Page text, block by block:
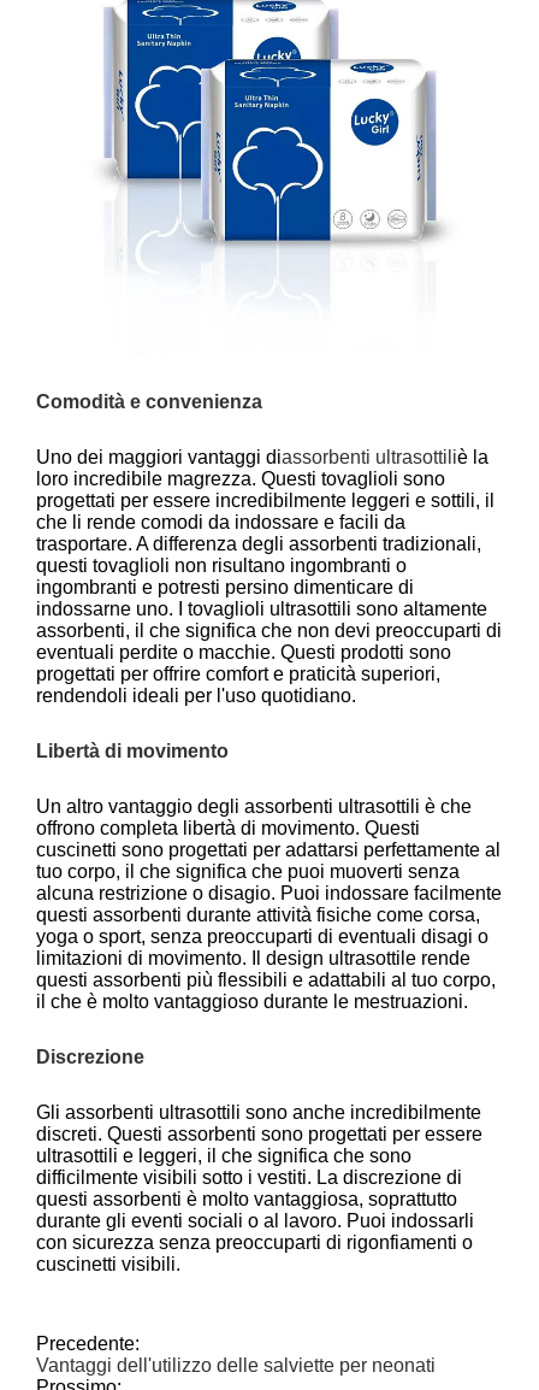
Comodità e convenienza
Uno dei maggiori vantaggi diassorbenti ultrasottiliè la
loro incredibile magrezza. Questi tovaglioli sono
progettati per essere incredibilmente leggeri e sottili, il
che li rende comodi da indossare e facili da
trasportare. A differenza degli assorbenti tradizionali,
questi tovaglioli non risultano ingombranti o
ingombranti e potresti persino dimenticare di
indossarne uno. I tovaglioli ultrasottili sono altamente
assorbenti, il che significa che non devi preoccuparti di
eventuali perdite o macchie. Questi prodotti sono
progettati per offrire comfort e praticità superiori,
rendendoli ideali per l'uso quotidiano.
Libertà di movimento
Un altro vantaggio degli assorbenti ultrasottili è che
offrono completa libertà di movimento. Questi
cuscinetti sono progettati per adattarsi perfettamente al
tuo corpo, il che significa che puoi muoverti senza
alcuna restrizione o disagio. Puoi indossare facilmente
questi assorbenti durante attività fisiche come corsa,
yoga o sport, senza preoccuparti di eventuali disagi o
limitazioni di movimento. Il design ultrasottile rende
questi assorbenti più flessibili e adattabili al tuo corpo,
il che è molto vantaggioso durante le mestruazioni.
Discrezione
Gli assorbenti ultrasottili sono anche incredibilmente
discreti. Questi assorbenti sono progettati per essere
ultrasottili e leggeri, il che significa che sono
difficilmente visibili sotto i vestiti. La discrezione di
questi assorbenti è molto vantaggiosa, soprattutto
durante gli eventi sociali o al lavoro. Puoi indossarli
con sicurezza senza preoccuparti di rigonfiamenti o
cuscinetti visibili.
Precedente:
Vantaggi dell'utilizzo delle salviette per neonati